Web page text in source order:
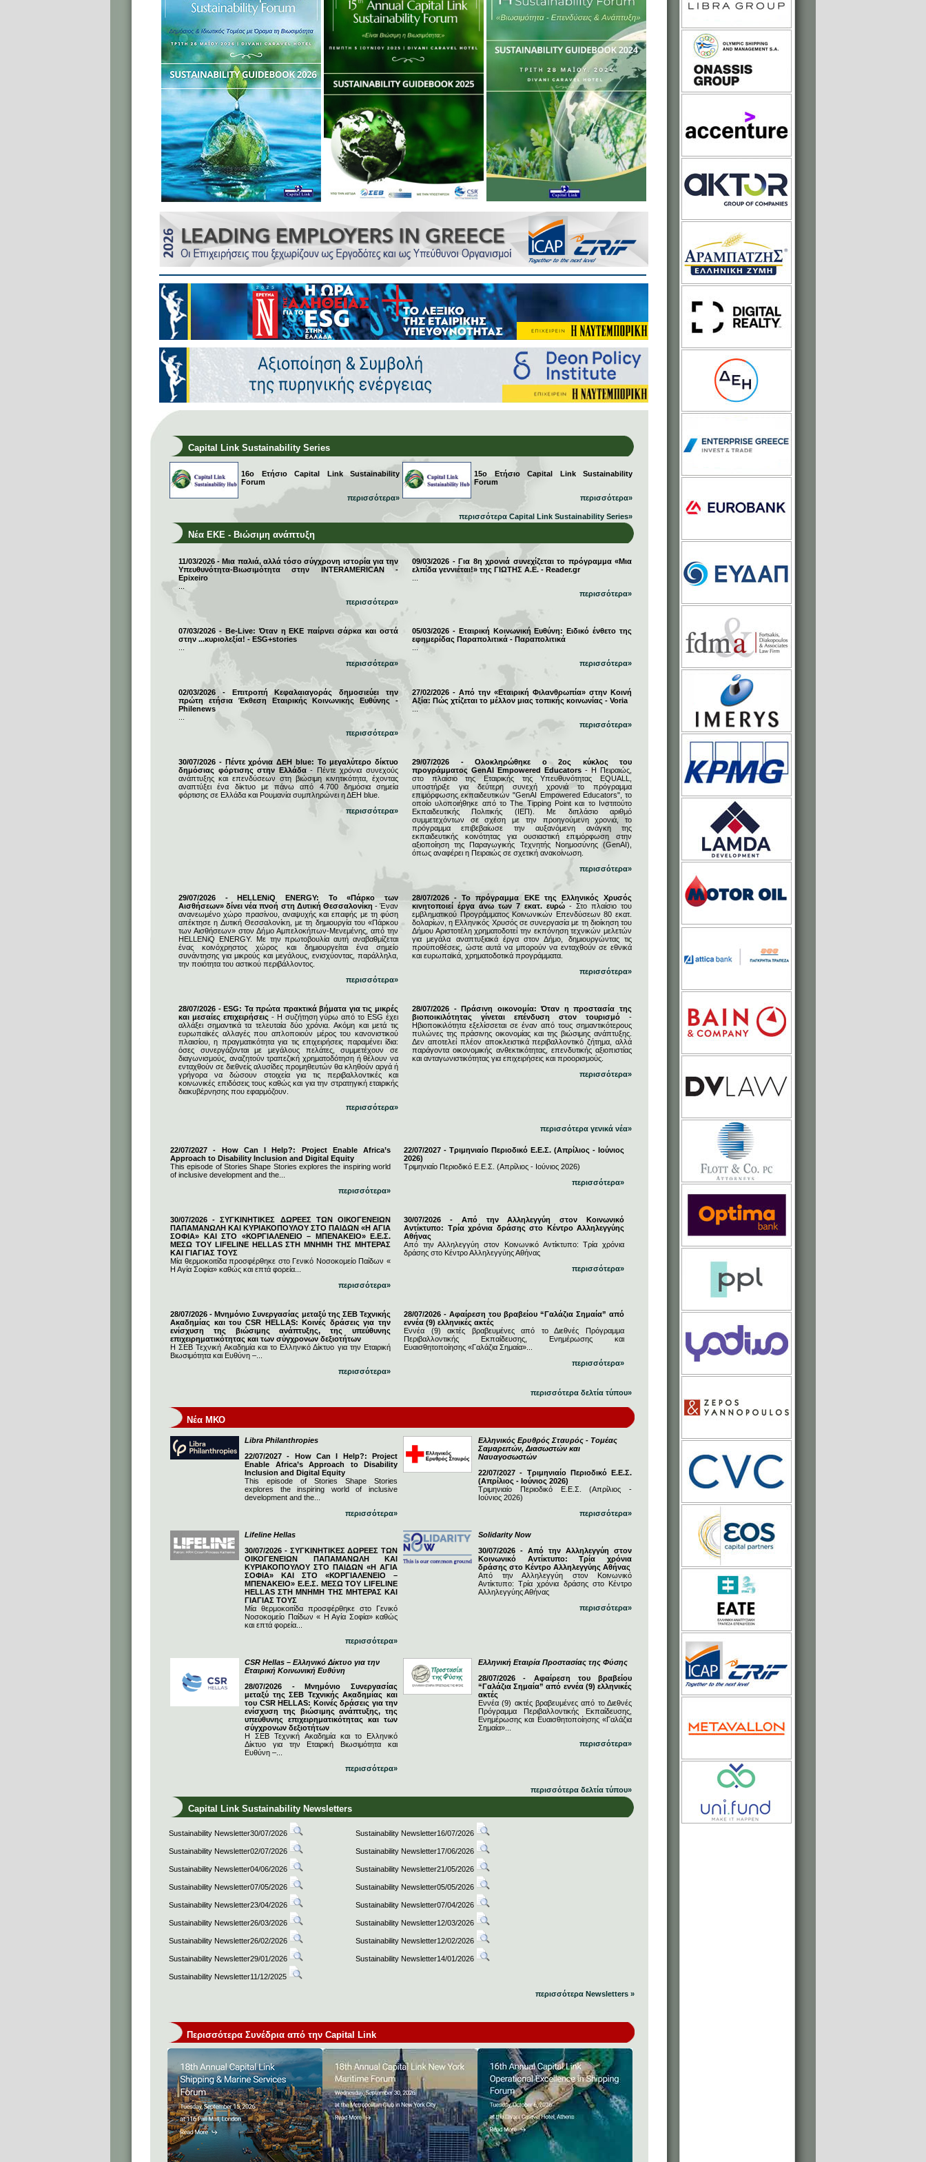
Capital Link Sustainability Series
16ο Ετήσιο Capital Link Sustainability
Forum
περισσότερα»
15ο Ετήσιο Capital Link Sustainability
Forum
περισσότερα»
περισσότερα Capital Link Sustainability Series»
Νέα ΕΚΕ - Βιώσιμη ανάπτυξη
11/03/2026 - Μια παλιά, αλλά τόσο σύγχρονη ιστορία για την
Υπευθυνότητα-Βιωσιμότητα στην INTERAMERICAN -
Epixeiro
περισσότερα»
09/03/2026 - Για 8η χρονιά συνεχίζεται το πρόγραμμα «Μια
ελπίδα γεννιέται!» της ΓΙΩΤΗΣ Α.Ε. - Reader.gr
περισσότερα»
07/03/2026 - Be-Live: Όταν η ΕΚΕ παίρνει σάρκα και οστά
στην ...κυριολεξία! - ESG+stories
περισσότερα»
05/03/2026 - Εταιρική Κοινωνική Ευθύνη: Ειδικό ένθετο της
εφημερίδας Παραπολιτικά - Παραπολιτικά
περισσότερα»
02/03/2026 - Επιτροπή Κεφαλαιαγοράς δημοσιεύει την
πρώτη ετήσια Έκθεση Εταιρικής Κοινωνικής Ευθύνης -
Philenews
περισσότερα»
27/02/2026 - Από την «Εταιρική Φιλανθρωπία» στην Κοινή
Αξία: Πώς χτίζεται το μέλλον μιας τοπικής κοινωνίας - Voria
περισσότερα»
30/07/2026 - Πέντε χρόνια ΔΕΗ blue: Το μεγαλύτερο δίκτυο
δημόσιας φόρτισης στην Ελλάδα- Πέντε χρόνια συνεχούς
ανάπτυξης και επενδύσεων στη βιώσιμη κινητικότητα, έχοντας
αναπτύξει ένα δίκτυο με πάνω από 4.700 δημόσια σημεία
φόρτισης σε Ελλάδα και Ρουμανία συμπληρώνει η ΔΕΗ blue.
περισσότερα»
29/07/2026 - Ολοκληρώθηκε ο 2ος κύκλος του
προγράμματος GenAI Empowered Educators - Η Πειραιώς,
στο πλαίσιο της Εταιρικής της Υπευθυνότητας EQUALL,
υποστήριξε για δεύτερη συνεχή χρονιά το πρόγραμμα
επιμόρφωσης εκπαιδευτικών "GenAI Empowered Educators", το
οποίο υλοποιήθηκε από το The Tipping Point και το Ινστιτούτο
Εκπαιδευτικής Πολιτικής (ΙΕΠ). Με διπλάσιο αριθμό
συμμετεχόντων σε σχέση με την προηγούμενη χρονιά, το
πρόγραμμα επιβεβαίωσε την αυξανόμενη ανάγκη της
εκπαιδευτικής κοινότητας για ουσιαστική επιμόρφωση στην
αξιοποίηση της Παραγωγικής Τεχνητής Νοημοσύνης (GenAI),
όπως αναφέρει η Πειραιώς σε σχετική ανακοίνωση.
περισσότερα»
29/07/2026 - HELLENiQ ENERGY: Το «Πάρκο των
Αισθήσεων» δίνει νέα πνοή στη Δυτική Θεσσαλονίκη - Έναν
ανανεωμένο χώρο πρασίνου, αναψυχής και επαφής με τη φύση
απέκτησε η Δυτική Θεσσαλονίκη, με τη δημιουργία του «Πάρκου
των Αισθήσεων» στον Δήμο Αμπελοκήπων-Μενεμένης, από την
HELLENiQ ENERGY. Με την πρωτοβουλία αυτή αναβαθμίζεται
ένας κοινόχρηστος χώρος και δημιουργείται ένα σημείο
συνάντησης για μικρούς και μεγάλους, ενισχύοντας, παράλληλα,
την ποιότητα του αστικού περιβάλλοντος.
περισσότερα»
28/07/2026 - Το πρόγραμμα ΕΚΕ της Ελληνικός Χρυσός
κινητοποιεί έργα άνω των 7 εκατ. ευρώ - Στο πλαίσιο του
εμβληματικού Προγράμματος Κοινωνικών Επενδύσεων 80 εκατ.
δολαρίων, η Ελληνικός Χρυσός σε συνεργασία με τη διοίκηση του
Δήμου Αριστοτέλη χρηματοδοτεί την εκπόνηση τεχνικών μελετών
για μεγάλα αναπτυξιακά έργα στον Δήμο, δημιουργώντας τις
προϋποθέσεις, ώστε αυτά να μπορούν να ενταχθούν σε εθνικά
και ευρωπαϊκά, χρηματοδοτικά προγράμματα.
περισσότερα»
28/07/2026 - ESG: Τα πρώτα πρακτικά βήματα για τις μικρές
και μεσαίες επιχειρήσεις - Η συζήτηση γύρω από το ESG έχει
αλλάξει σημαντικά τα τελευταία δύο χρόνια. Ακόμη και μετά τις
ευρωπαϊκές αλλαγές που απλοποιούν μέρος του κανονιστικού
πλαισίου, η πραγματικότητα για τις επιχειρήσεις παραμένει ίδια:
όσες συνεργάζονται με μεγάλους πελάτες, συμμετέχουν σε
διαγωνισμούς, αναζητούν τραπεζική χρηματοδότηση ή θέλουν να
ενταχθούν σε διεθνείς αλυσίδες προμηθευτών θα κληθούν αργά ή
γρήγορα να δώσουν στοιχεία για τις περιβαλλοντικές και
κοινωνικές επιδόσεις τους καθώς και για την στρατηγική εταιρικής
διακυβέρνησης που εφαρμόζουν.
περισσότερα»
28/07/2026 - Πράσινη οικονομία: Όταν η προστασία της
βιοποικιλότητας γίνεται επένδυση στον τουρισμό -
Ηβιοποικιλότητα εξελίσσεται σε έναν από τους σημαντικότερους
πυλώνες της πράσινης οικονομίας και της βιώσιμης ανάπτυξης.
Δεν αποτελεί πλέον αποκλειστικά περιβαλλοντικό ζήτημα, αλλά
παράγοντα οικονομικής ανθεκτικότητας, επενδυτικής αξιοπιστίας
και ανταγωνιστικότητας για επιχειρήσεις και προορισμούς.
περισσότερα»
περισσότερα γενικά νέα»
22/07/2027 - How Can I Help?: Project Enable Africa’s
Approach to Disability Inclusion and Digital Equity
This episode of Stories Shape Stories explores the inspiring world
of inclusive development and the...
περισσότερα»
22/07/2027 - Τριμηνιαίο Περιοδικό Ε.Ε.Σ. (Απρίλιος - Ιούνιος
2026)
Τριμηνιαίο Περιοδικό Ε.Ε.Σ. (Απρίλιος - Ιούνιος 2026)
περισσότερα»
30/07/2026 - ΣΥΓΚΙΝΗΤΙΚΕΣ ΔΩΡΕΕΣ ΤΩΝ ΟΙΚΟΓΕΝΕΙΩΝ
ΠΑΠΑΜΑΝΩΛΗ ΚΑΙ ΚΥΡΙΑΚΟΠΟΥΛΟΥ ΣΤΟ ΠΑΙΔΩΝ «Η ΑΓΙΑ
ΣΟΦΙΑ» ΚΑΙ ΣΤΟ «ΚΟΡΓΙΑΛΕΝΕΙΟ – ΜΠΕΝΑΚΕΙΟ» Ε.Ε.Σ.
ΜΕΣΩ ΤΟΥ LIFELINE HELLAS ΣΤΗ ΜΝΗΜΗ ΤΗΣ ΜΗΤΕΡΑΣ
ΚΑΙ ΓΙΑΓΙΑΣ ΤΟΥΣ
Μία θερμοκοιτίδα προσφέρθηκε στο Γενικό Νοσοκομείο Παίδων «
Η Αγία Σοφία» καθώς και επτά φορεία...
περισσότερα»
30/07/2026 - Από την Αλληλεγγύη στον Κοινωνικό
Αντίκτυπο: Τρία χρόνια δράσης στο Κέντρο Αλληλεγγύης
Αθήνας
Από την Αλληλεγγύη στον Κοινωνικό Αντίκτυπο: Τρία χρόνια
δράσης στο Κέντρο Αλληλεγγύης Αθήνας
περισσότερα»
28/07/2026 - Μνημόνιο Συνεργασίας μεταξύ της ΣΕΒ Τεχνικής
Ακαδημίας και του CSR HELLAS: Κοινές δράσεις για την
ενίσχυση της βιώσιμης ανάπτυξης, της υπεύθυνης
επιχειρηματικότητας και των σύγχρονων δεξιοτήτων
Η ΣΕΒ Τεχνική Ακαδημία και το Ελληνικό Δίκτυο για την Εταιρική
Βιωσιμότητα και Ευθύνη –...
περισσότερα»
28/07/2026 - Αφαίρεση του βραβείου “Γαλάζια Σημαία” από
εννέα (9) ελληνικές ακτές
Εννέα (9) ακτές βραβευμένες από το Διεθνές Πρόγραμμα
Περιβαλλοντικής Εκπαίδευσης, Ενημέρωσης και
Ευαισθητοποίησης «Γαλάζια Σημαία»...
περισσότερα»
περισσότερα δελτία τύπου»
Νέα ΜΚΟ
Libra Philanthropies
22/07/2027 - How Can I Help?: Project
Enable Africa’s Approach to Disability
Inclusion and Digital Equity
This episode of Stories Shape Stories
explores the inspiring world of inclusive
development and the...
περισσότερα»
Ελληνικός Ερυθρός Σταυρός - Τομέας
Σαμαρειτών, Διασωστών και
Ναυαγοσωστών
22/07/2027 - Τριμηνιαίο Περιοδικό Ε.Ε.Σ.
(Απρίλιος - Ιούνιος 2026)
Τριμηνιαίο Περιοδικό Ε.Ε.Σ. (Απρίλιος -
Ιούνιος 2026)
περισσότερα»
Lifeline Hellas
30/07/2026 - ΣΥΓΚΙΝΗΤΙΚΕΣ ΔΩΡΕΕΣ ΤΩΝ
ΟΙΚΟΓΕΝΕΙΩΝ ΠΑΠΑΜΑΝΩΛΗ ΚΑΙ
ΚΥΡΙΑΚΟΠΟΥΛΟΥ ΣΤΟ ΠΑΙΔΩΝ «Η ΑΓΙΑ
ΣΟΦΙΑ» ΚΑΙ ΣΤΟ «ΚΟΡΓΙΑΛΕΝΕΙΟ –
ΜΠΕΝΑΚΕΙΟ» Ε.Ε.Σ. ΜΕΣΩ ΤΟΥ LIFELINE
HELLAS ΣΤΗ ΜΝΗΜΗ ΤΗΣ ΜΗΤΕΡΑΣ ΚΑΙ
ΓΙΑΓΙΑΣ ΤΟΥΣ
Μία θερμοκοιτίδα προσφέρθηκε στο Γενικό
Νοσοκομείο Παίδων « Η Αγία Σοφία» καθώς
και επτά φορεία...
περισσότερα»
Solidarity Now
30/07/2026 - Από την Αλληλεγγύη στον
Κοινωνικό Αντίκτυπο: Τρία χρόνια
δράσης στο Κέντρο Αλληλεγγύης Αθήνας
Από την Αλληλεγγύη στον Κοινωνικό
Αντίκτυπο: Τρία χρόνια δράσης στο Κέντρο
Αλληλεγγύης Αθήνας
περισσότερα»
CSR Hellas – Ελληνικό Δίκτυο για την
Εταιρική Κοινωνική Ευθύνη
28/07/2026 - Μνημόνιο Συνεργασίας
μεταξύ της ΣΕΒ Τεχνικής Ακαδημίας και
του CSR HELLAS: Κοινές δράσεις για την
ενίσχυση της βιώσιμης ανάπτυξης, της
υπεύθυνης επιχειρηματικότητας και των
σύγχρονων δεξιοτήτων
Η ΣΕΒ Τεχνική Ακαδημία και το Ελληνικό
Δίκτυο για την Εταιρική Βιωσιμότητα και
Ευθύνη –...
περισσότερα»
Ελληνική Εταιρία Προστασίας της Φύσης
28/07/2026 - Αφαίρεση του βραβείου
“Γαλάζια Σημαία” από εννέα (9) ελληνικές
ακτές
Εννέα (9) ακτές βραβευμένες από το Διεθνές
Πρόγραμμα Περιβαλλοντικής Εκπαίδευσης,
Ενημέρωσης και Ευαισθητοποίησης «Γαλάζια
Σημαία»...
περισσότερα»
περισσότερα δελτία τύπου»
Capital Link Sustainability Newsletters
Sustainability Newsletter30/07/2026 Sustainability Newsletter16/07/2026
Sustainability Newsletter02/07/2026 Sustainability Newsletter17/06/2026
Sustainability Newsletter04/06/2026 Sustainability Newsletter21/05/2026
Sustainability Newsletter07/05/2026 Sustainability Newsletter05/05/2026
Sustainability Newsletter23/04/2026 Sustainability Newsletter07/04/2026
Sustainability Newsletter26/03/2026 Sustainability Newsletter12/03/2026
Sustainability Newsletter26/02/2026 Sustainability Newsletter12/02/2026
Sustainability Newsletter29/01/2026 Sustainability Newsletter14/01/2026
Sustainability Newsletter11/12/2025
περισσότερα Newsletters »
Περισσότερα Συνέδρια από την Capital Link